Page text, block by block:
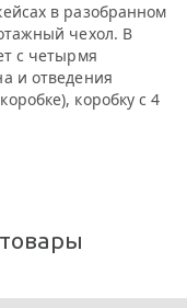
в разобранном
чехол. В
с четырмя
и отведения
коробку с 4